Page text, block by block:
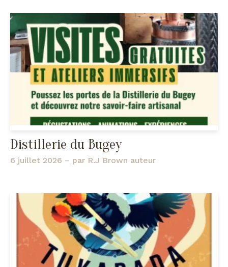
Distillerie du Bugey
6 juillet 2026 – par R.J Brown auteur